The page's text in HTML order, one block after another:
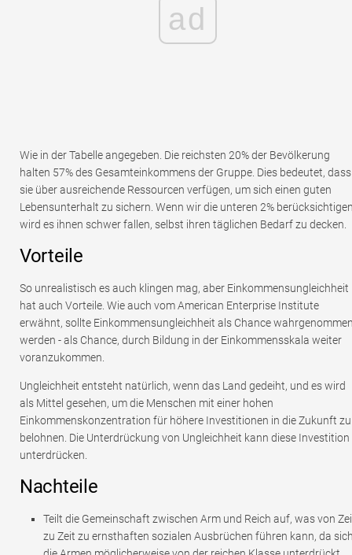
ad
Wie in der Tabelle angegeben. Die reichsten 20% der Bevölkerung
halten 57% des Gesamteinkommens der Gruppe. Dies bedeutet, dass
sie über ausreichende Ressourcen verfügen, um sich einen guten
Lebensunterhalt zu sichern. Wenn wir die unteren 2%
wird es ihnen schwer fallen, selbst ihren täglichen Bedarf zu decken.
Vorteile
So unrealistisch es auch klingen mag, aber Einkommensungleichheit
hat auch Vorteile. Wie auch vom American Enterprise Institute
erwähnt, sollte Einkommensungleichheit als Chance
werden - als Chance, durch Bildung in der Einkommensskala weiter
voranzukommen.
Ungleichheit entsteht natürlich, wenn das Land gedeiht, und es wird
als Mittel gesehen, um die Menschen mit einer hohen
Einkommenskonzentration für höhere Investitionen in die Zukunft zu
belohnen. Die Unterdrückung von Ungleichheit kann diese Investition
unterdrücken.
Nachteile
Teilt die Gemeinschaft zwischen Arm und Reich auf, was von
zu Zeit zu ernsthaften sozialen Ausbrüchen führen kann, da